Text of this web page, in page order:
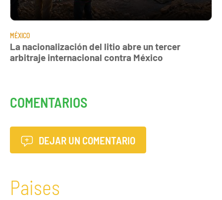
MÉXICO
La nacionalización del litio abre un tercer
arbitraje internacional contra México
COMENTARIOS
DEJAR UN COMENTARIO
Paises